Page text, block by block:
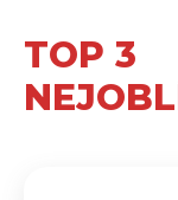
TOP 3